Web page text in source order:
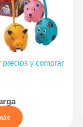
precios y comprar